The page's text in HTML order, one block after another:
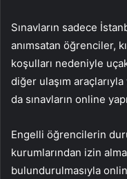
Sınavların sadece
anımsatan öğrenciler,
koşulları nedeniyle
diğer ulaşım araçlarıyla
da sınavların online
Engelli öğrencilerin
kurumlarından izin
bulundurulmasıyla